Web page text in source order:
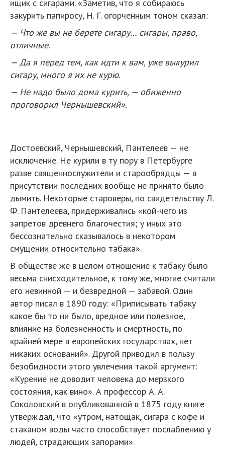
ищик с сигарами. «Заметив, что я собираюсь
закурить папиросу, Н. Г. огорченным тоном сказал:
— Что же вы не берете сигару… сигары, право,
отличные.
— Да я перед тем, как идти к вам, уже выкурил
сигару, много я их не курю.
— Не надо было дома курить, — обиженно
проговорил Чернышевский».
Достоевский, Чернышевский, Пантелеев — не
исключение. Не курили в ту пору в Петербурге
разве священнослужители и старообрядцы — в
присутствии последних вообще не принято было
дымить. Некоторые староверы, по свидетельству Л.
Ф. Пантелеева, придерживались «кой-чего из
запретов древнего благочестия; у иных это
бессознательно сказывалось в некотором
смущении относительно табака».
В обществе же в целом отношение к табаку было
весьма снисходительное, к тому же, многие считали
его невинной — и безвредной — забавой. Один
автор писал в 1890 году: «Приписывать табаку
какое бы то ни было, вредное или полезное,
влияние на болезненность и смертность, по
крайней мере в европейских государствах, нет
никаких оснований». Другой приводил в пользу
безобидности этого увлечения такой аргумент:
«Курение не доводит человека до мерзкого
состояния, как вино». А профессор А. А.
Соколовский в опубликованной в 1875 году книге
утверждал, что «утром, натощак, сигара с кофе и
стаканом воды часто способствует послаблению у
людей, страдающих запорами».